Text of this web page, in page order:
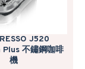
J520
不鏽鋼咖啡
機